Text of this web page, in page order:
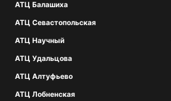
АТЦ Балашиха
АТЦ Севастопольская
АТЦ Научный
АТЦ Удальцова
АТЦ Алтуфьево
АТЦ Лобненская